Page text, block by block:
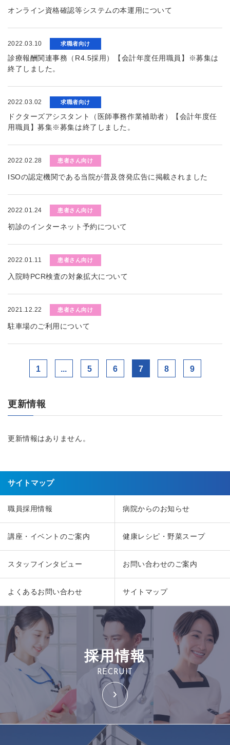
オンライン資格確認等システムの本運用について
2022.03.10 求職者向け
診療報酬関連事務（R4.5採用）【会計年度任用職員】※募集は
終了しました。
2022.03.02 求職者向け
ドクターズアシスタント（医師事務作業補助者）【会計年度任
用職員】募集※募集は終了しました。
2022.02.28 患者さん向け
ISOの認定機関である当院が普及啓発広告に掲載されました
2022.01.24 患者さん向け
初診のインターネット予約について
2022.01.11 患者さん向け
入院時PCR検査の対象拡大について
2021.12.22 患者さん向け
駐車場のご利用について
1 ... 5 6 7 8 9
更新情報
更新情報はありません。
サイトマップ
職員採用情報 病院からのお知らせ
講座・イベントのご案内 健康レシピ・野菜スープ
スタッフインタビュー お問い合わせのご案内
よくあるお問い合わせ サイトマップ
採用情報
RECRUIT